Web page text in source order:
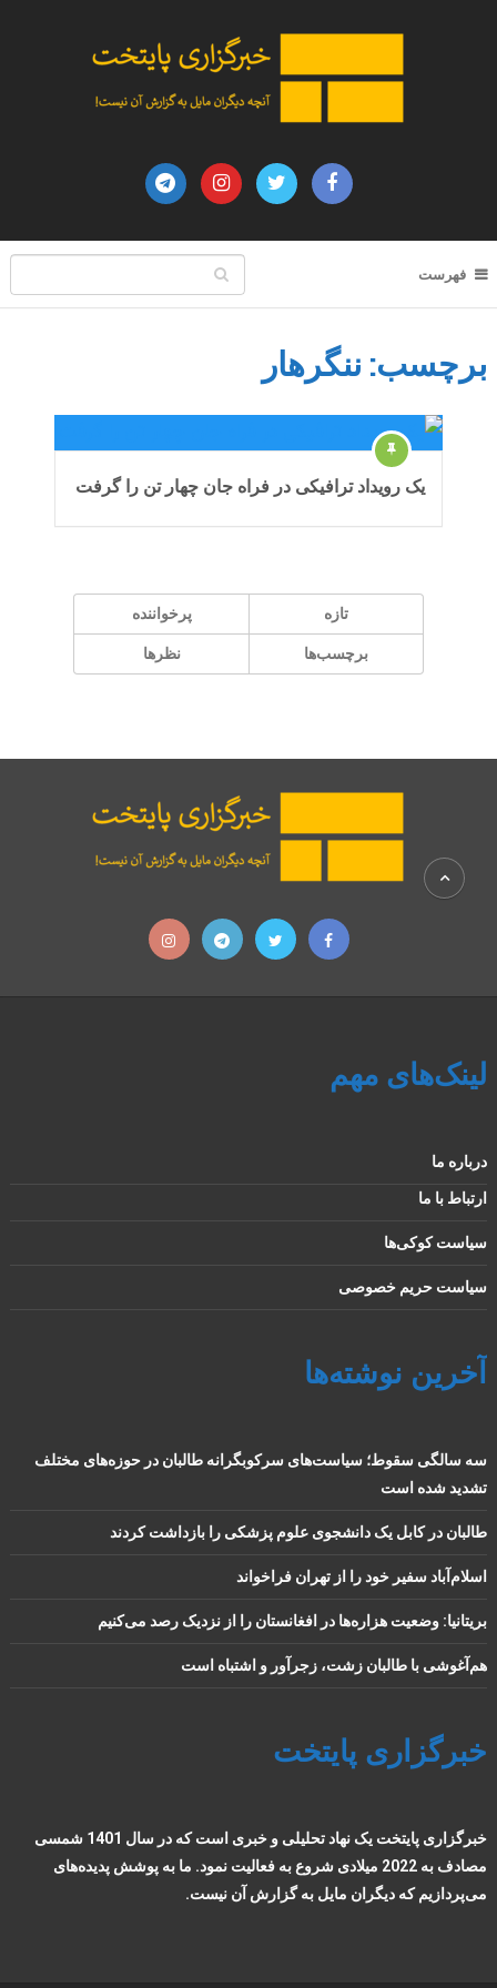
فهرست
برچسب: ننگرهار
یک رویداد ترافیکی در فراه جان چهار تن را گرفت
پر‌خواننده تازه
نظرها برچسب‌ها
لینک‌های مهم
درباره ما
ارتباط با ما
سیاست کوکی‌ها
سیاست حریم خصوصی
آخرین نوشته‌ها
سه سالگی سقوط؛ سیاست‌های سرکوبگرانه طالبان در حوزه‌های مختلف
تشدید شده است
طالبان در کابل یک دانشجوی علوم پزشکی را بازداشت کردند
اسلام‌آباد سفیر خود را از تهران فراخواند
بریتانیا: وضعیت هزاره‌ها در افغانستان را از نزدیک رصد می‌کنیم
هم‌آغوشی با طالبان زشت، زجرآور و اشتباه است
خبرگزاری پایتخت
خبرگزاری پایتخت یک نهاد تحلیلی و خبری است که در سال 1401 شمسی
مصادف به 2022 میلادی شروع به فعالیت نمود. ما به پوشش پدیده‌های
می‌پردازیم که دیگران مایل به گزارش آن نیست.